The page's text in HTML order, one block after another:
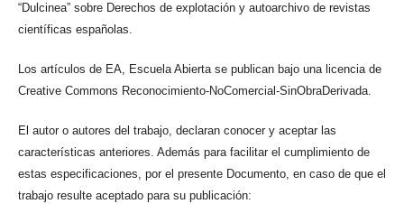
“Dulcinea” sobre Derechos de explotación y autoarchivo de revistas
científicas españolas.
Los artículos de EA, Escuela Abierta se publican bajo una licencia de
Creative Commons Reconocimiento-NoComercial-SinObraDerivada.
El autor o autores del trabajo, declaran conocer y aceptar las
características anteriores. Además para facilitar el cumplimiento de
estas especificaciones, por el presente Documento, en caso de que el
trabajo resulte aceptado para su publicación: